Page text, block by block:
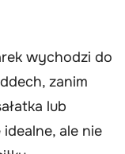
wychodzi do
zanim
lub
ale nie